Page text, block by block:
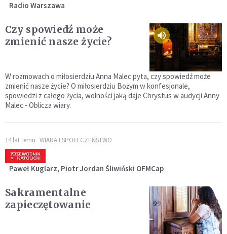
Radio Warszawa
Czy spowiedź może
zmienić nasze życie?
W rozmowach o miłosierdziu Anna Malec pyta, czy spowiedź może
zmienić nasze życie? O miłosierdziu Bożym w konfesjonale,
spowiedzi z całego życia, wolności jaką daje Chrystus w audycji Anny
Malec - Oblicza wiary.
14 lat temu WIARA I SPOŁECZEŃSTWO
Paweł Kuglarz, Piotr Jordan Śliwiński OFMCap
Sakramentalne
zapieczętowanie